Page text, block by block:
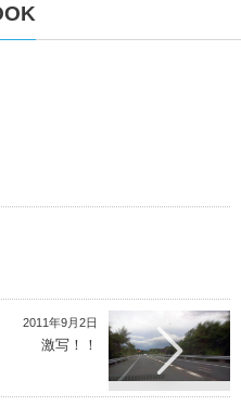
2011年9月2日
激写！！